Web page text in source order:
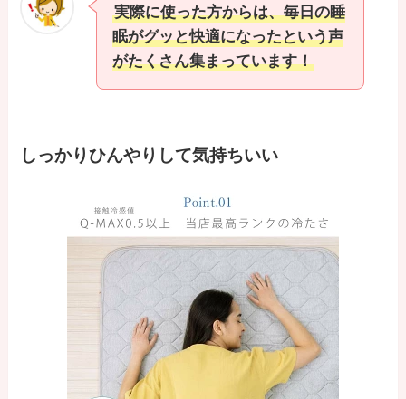
実際に使った方からは、毎日の睡
眠がグッと快適になったという声
がたくさん集まっています！
しっかりひんやりして気持ちいい